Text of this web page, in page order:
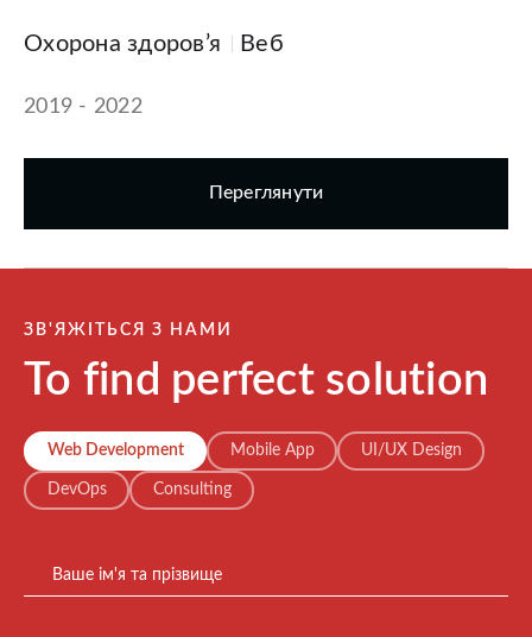
Охорона здоров’я Веб
2019 - 2022
Переглянути
ЗВ'ЯЖІТЬСЯ З НАМИ
To find perfect solution
Web Development Mobile App UI/UX Design
DevOps Consulting
Ваше ім'я та прізвище